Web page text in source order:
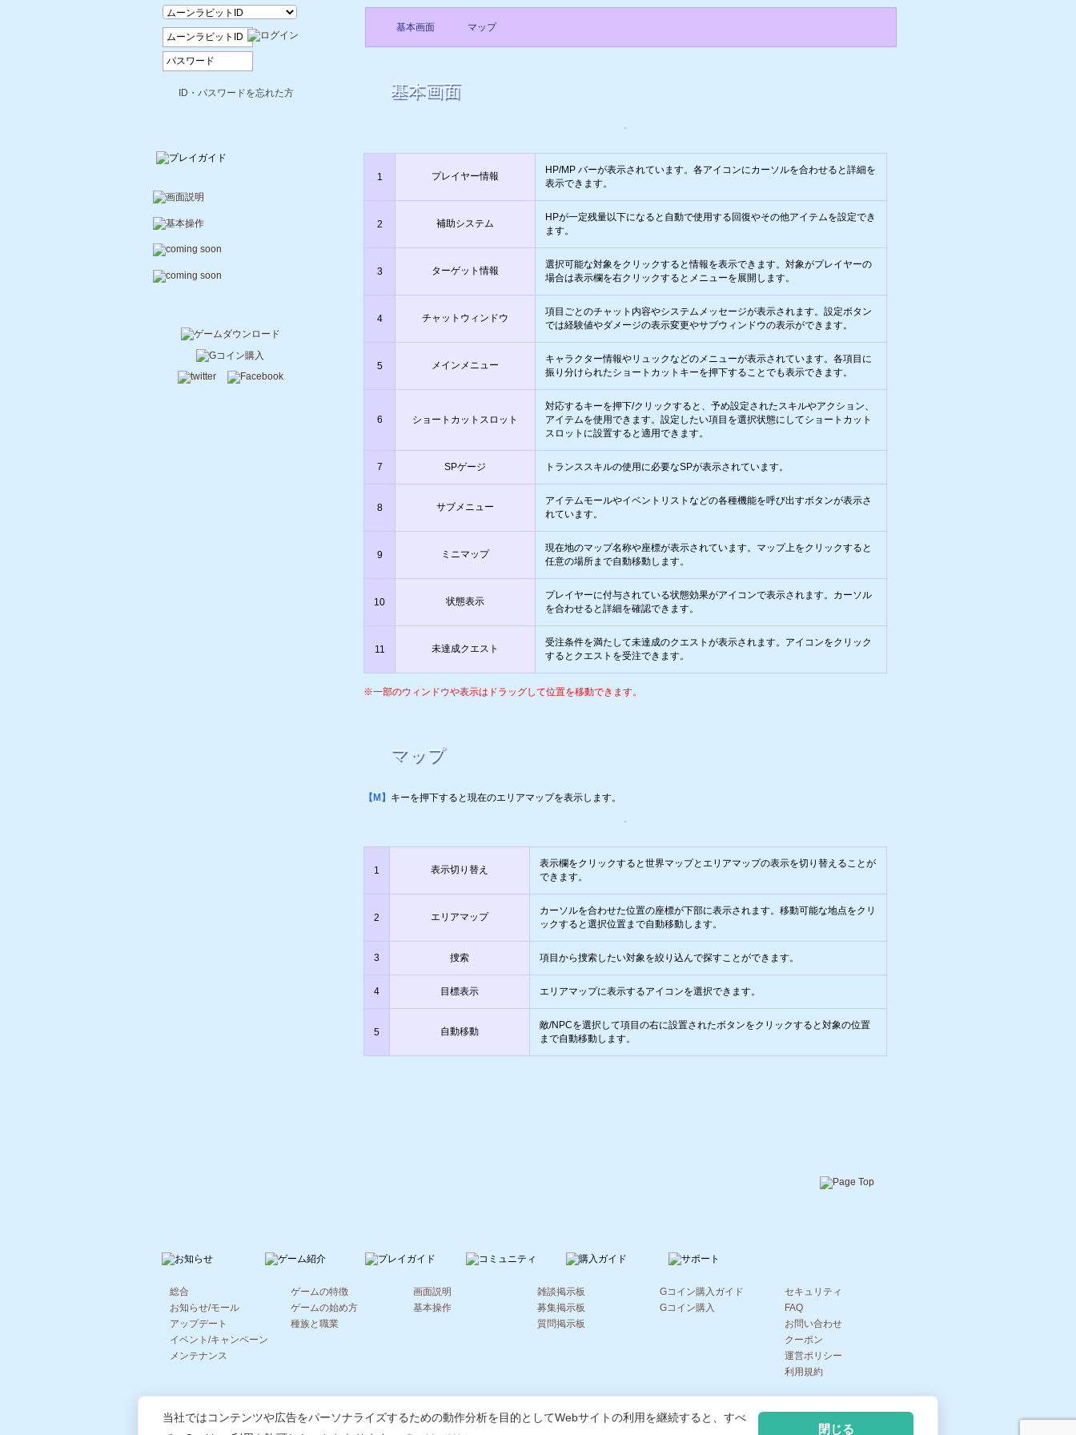
当社ではコンテンツや広告をパーソナライズするための動作分析を目的としてWebサイトの利用を継続すると、すべ
閉じる
基本画面 マップ
基本画面
1 プレイヤー情報
HP/MP バーが表示されています。各アイコンにカーソルを合わせると詳細を
表示できます。
2 補助システム
HPが一定残量以下になると自動で使用する回復やその他アイテムを設定でき
ます。
3 ターゲット情報
選択可能な対象をクリックすると情報を表示できます。対象がプレイヤーの
場合は表示欄を右クリックするとメニューを展開します。
4 チャットウィンドウ
項目ごとのチャット内容やシステムメッセージが表示されます。設定ボタン
では経験値やダメージの表示変更やサブウィンドウの表示ができます。
5 メインメニュー
キャラクター情報やリュックなどのメニューが表示されています。各項目に
振り分けられたショートカットキーを押下することでも表示できます。
6 ショートカットスロット
対応するキーを押下/クリックすると、予め設定されたスキルやアクション、
アイテムを使用できます。設定したい項目を選択状態にしてショートカット
スロットに設置すると適用できます。
7 SPゲージ トランススキルの使用に必要なSPが表示されています。
8 サブメニュー
アイテムモールやイベントリストなどの各種機能を呼び出すボタンが表示さ
れています。
9 ミニマップ
現在地のマップ名称や座標が表示されています。マップ上をクリックすると
任意の場所まで自動移動します。
10 状態表示
プレイヤーに付与されている状態効果がアイコンで表示されます。カーソル
を合わせると詳細を確認できます。
11 未達成クエスト
受注条件を満たして未達成のクエストが表示されます。アイコンをクリック
するとクエストを受注できます。
※一部のウィンドウや表示はドラッグして位置を移動できます。
マップ
【M】 キーを押下すると現在のエリアマップを表示します。
1 表示切り替え
表示欄をクリックすると世界マップとエリアマップの表示を切り替えることが
できます。
2 エリアマップ
カーソルを合わせた位置の座標が下部に表示されます。移動可能な地点をクリ
ックすると選択位置まで自動移動します。
3 捜索 項目から捜索したい対象を絞り込んで探すことができます。
4 目標表示 エリアマップに表示するアイコンを選択できます。
5 自動移動
敵/NPCを選択して項目の右に設置されたボタンをクリックすると対象の位置
まで自動移動します。
ID・パスワードを忘れた方
総合
お知らせ/モール
アップデート
イベント/キャンペーン
メンテナンス
ゲームの特徴
ゲームの始め方
種族と職業
画面説明
基本操作
雑談掲示板
募集掲示板
質問掲示板
Gコイン購入ガイド
Gコイン購入
セキュリティ
FAQ
お問い合わせ
クーポン
運営ポリシー
利用規約
会社概要 | 会員利用規約 | 個人情報保護ポリシー | 特定商取引法に基づく表記
|
© 2020 - 2026 MoonRabbit Corporation.